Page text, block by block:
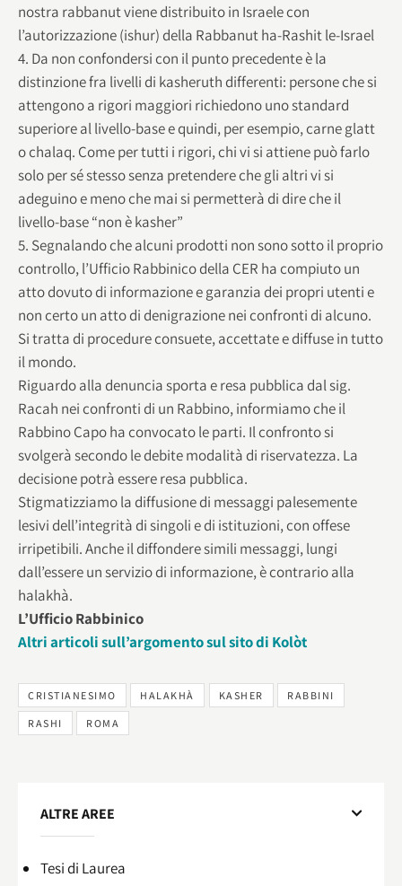
nostra rabbanut viene distribuito in Israele con
l’autorizzazione (ishur) della Rabbanut ha-Rashit le-Israel
4. Da non confondersi con il punto precedente è la
distinzione fra livelli di kasheruth differenti: persone che si
attengono a rigori maggiori richiedono uno standard
superiore al livello-base e quindi, per esempio, carne glatt
o chalaq. Come per tutti i rigori, chi vi si attiene può farlo
solo per sé stesso senza pretendere che gli altri vi si
adeguino e meno che mai si permetterà di dire che il
livello-base “non è kasher”
5. Segnalando che alcuni prodotti non sono sotto il proprio
controllo, l’Ufficio Rabbinico della CER ha compiuto un
atto dovuto di informazione e garanzia dei propri utenti e
non certo un atto di denigrazione nei confronti di alcuno.
Si tratta di procedure consuete, accettate e diffuse in tutto
il mondo.
Riguardo alla denuncia sporta e resa pubblica dal sig.
Racah nei confronti di un Rabbino, informiamo che il
Rabbino Capo ha convocato le parti. Il confronto si
svolgerà secondo le debite modalità di riservatezza. La
decisione potrà essere resa pubblica.
Stigmatizziamo la diffusione di messaggi palesemente
lesivi dell’integrità di singoli e di istituzioni, con offese
irripetibili. Anche il diffondere simili messaggi, lungi
dall’essere un servizio di informazione, è contrario alla
halakhà.
L’Ufficio Rabbinico
Altri articoli sull’argomento sul sito di Kolòt
CRISTIANESIMO HALAKHÀ KASHER RABBINI
RASHI ROMA
ALTRE AREE
Tesi di Laurea